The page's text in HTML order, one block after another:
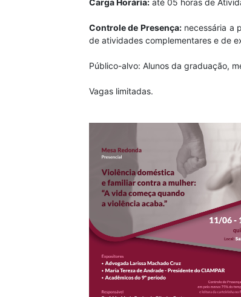
Carga Horária: até 05 horas de
Controle de Presença:necessária a
de atividades complementares e de
Público-alvo: Alunos da graduação,
Vagas limitadas.